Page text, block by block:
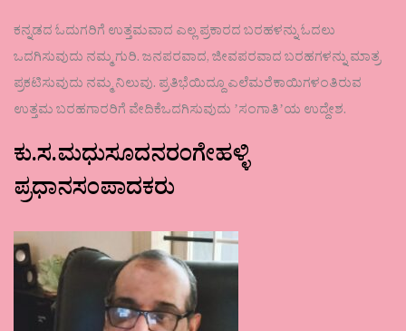
ಕನ್ನಡದ ಓದುಗರಿಗೆ ಉತ್ತಮವಾದ ಎಲ್ಲ ಪ್ರಕಾರದ ಬರಹಳನ್ನು ಓದಲು
ಒದಗಿಸುವುದು ನಮ್ಮ ಗುರಿ. ಜನಪರವಾದ, ಜೀವಪರವಾದ ಬರಹಗಳನ್ನು ಮಾತ್ರ
ಪ್ರಕಟಿಸುವುದು ನಮ್ಮ ನಿಲುವು. ಪ್ರತಿಭೆಯಿದ್ದೂ ಎಲೆಮರೆಕಾಯಿಗಳಂತಿರುವ
ಉತ್ತಮ ಬರಹಗಾರರಿಗೆ ವೇದಿಕೆಒದಗಿಸುವುದು ʼಸಂಗಾತಿʼಯ ಉದ್ದೇಶ.
ಕು.ಸ.ಮಧುಸೂದನರಂಗೇಹಳ್ಳಿ
ಪ್ರಧಾನಸಂಪಾದಕರು